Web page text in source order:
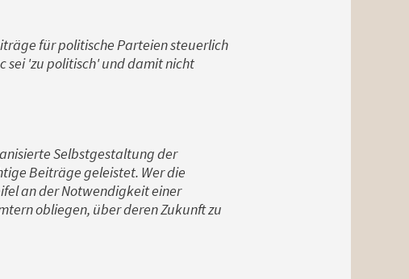
für politische Parteien steuerlich
sei 'zu politisch' und damit nicht
Selbstgestaltung der
Beiträge geleistet. Wer die
an der Notwendigkeit einer
obliegen, über deren Zukunft zu